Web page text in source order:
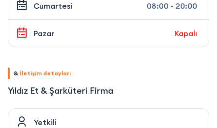
Cumartesi 08:00 - 20:00
Pazar Kapalı
& İletişim detayları
Yıldız Et & Şarküteri Firma
Yetkili